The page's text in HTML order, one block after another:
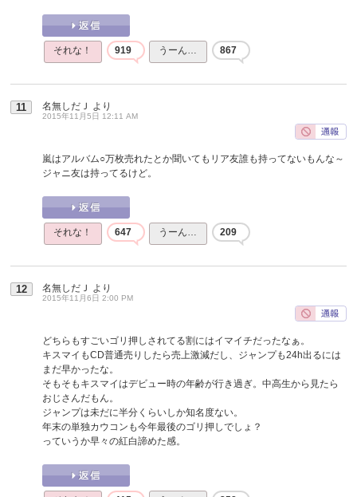
それな！ 919 うーん… 867
11 名無しだＪ より
2015年11月5日 12:11 AM
嵐はアルバム○万枚売れたとか聞いてもリア友誰も持ってないもんな～
ジャニ友は持ってるけど。
それな！ 647 うーん… 209
12 名無しだＪ より
2015年11月6日 2:00 PM
どちらもすごいゴリ押しされてる割にはイマイチだったなぁ。
キスマイもCD普通売りしたら売上激減だし、ジャンプも24h出るには
まだ早かったな。
そもそもキスマイはデビュー時の年齢が行き過ぎ。中高生から見たら
おじさんだもん。
ジャンプは未だに半分くらいしか知名度ない。
年末の単独カウコンも今年最後のゴリ押しでしょ？
っていうか早々の紅白諦めた感。